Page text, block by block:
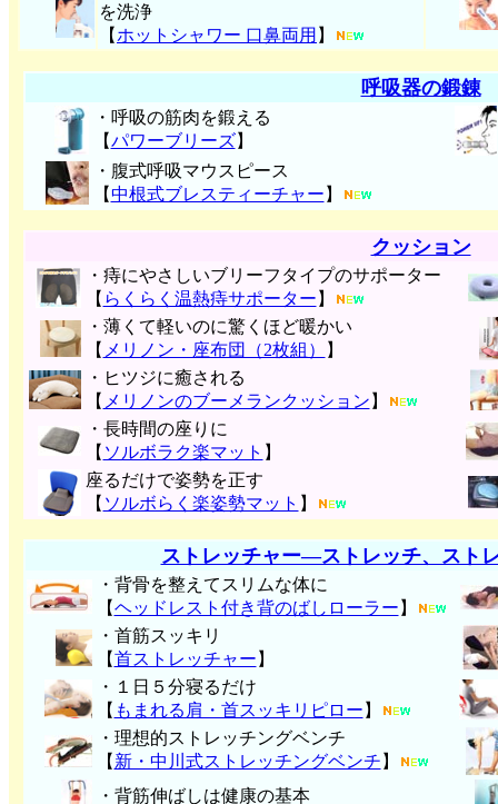
を洗浄
【 ホットシャワー 口鼻両用 】
呼吸器の鍛錬
・呼吸の筋肉を鍛える
【パワーブリーズ】
・腹式呼吸マウスピース
【中根式ブレスティーチャー 】
クッション
・痔にやさしいブリーフタイプのサポーター
【 らくらく温熱痔サポーター 】
・薄くて軽いのに驚くほど暖かい
【 メリノン・座布団（2枚組）
】
・ヒツジに癒される
【 メリノンのブーメランクッション 】
・長時間の座りに
【 ソルボラク楽マット 】
座るだけで姿勢を正す
【 ソルボらく楽姿勢マット 】
ストレッチャー―ストレッチ、スト
・背骨を整えてスリムな体に
【ヘッドレスト付き背のばしローラー 】
・首筋スッキリ
【首ストレッチャー 】
・１日５分寝るだけ
【 もまれる肩・首スッキリピロー 】
・理想的ストレッチングベンチ
【 新・中川式ストレッチングベンチ 】
・背筋伸ばしは健康の基本